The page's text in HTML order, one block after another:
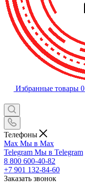
Избранные товары 0
Телефоны
Max Мы в Max
Telegram Мы в Telegram
8 800 600-40-82
+7 901 132-84-60
Заказать звонок